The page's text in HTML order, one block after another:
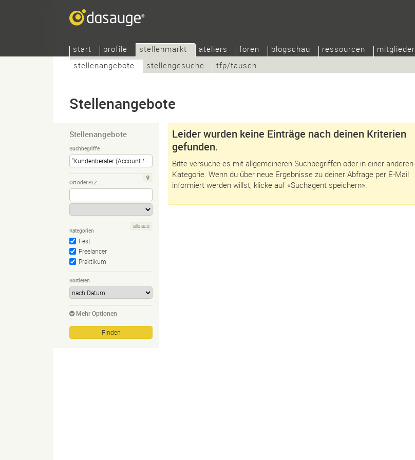
start profile
stellenmarkt
stellenangebote
stellengesuche tfp/tausch
ateliers foren blogschau ressourcen mitglieder
Stellenangebote
Stellenangebote
Suchbegriffe
Ort oder PLZ
Kategorien
Fest
Freelancer
Praktikum
alle aus
Sortieren
Mehr Optionen
Leider wurden keine Einträge nach deinen Kriterien
gefunden.
Bitte versuche es mit allgemeineren Suchbegriffen oder in einer anderen
Kategorie. Wenn du über neue Ergebnisse zu deiner Abfrage per E-Mail
informiert werden willst, klicke auf «Suchagent speichern».